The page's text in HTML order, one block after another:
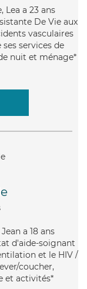
Lea a 23 ans
De Vie aux
vasculaires
services de
nuit et ménage*
a 18 ans
d'aide-soignant
et le HIV /
coucher,
et activités*